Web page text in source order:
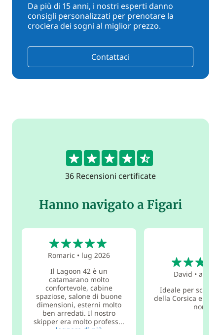
Da più di 15 anni, i nostri esperti danno
consigli personalizzati per prenotare la
crociera dei sogni al miglior prezzo.
Contattaci
4.6
36 Recensioni certificate
Hanno navigato a Figari
Romaric • lug 2026
Il Lagoon 42 è un
catamarano molto
confortevole, cabine
spaziose, salone di buone
dimensioni, esterni molto
ben arredati. Il nostro
skipper era molto profess...
leggere di più
David •ago
Ideale per
della Corsica e la
nord